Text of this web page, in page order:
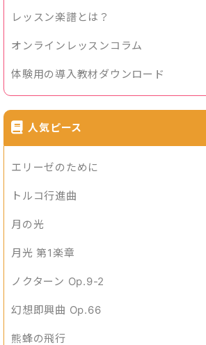
レッスン楽譜とは？
オンラインレッスンコラム
体験用の導入教材ダウンロード
人気ピース
エリーゼのために
トルコ行進曲
月の光
月光 第1楽章
ノクターン Op.9-2
幻想即興曲 Op.66
熊蜂の飛行